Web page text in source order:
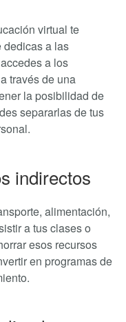
virtual te
dedicas a las
a los
través de una
la posibilidad de
separarlas de tus
indirectos
alimentación,
a tus clases o
esos recursos
en programas de